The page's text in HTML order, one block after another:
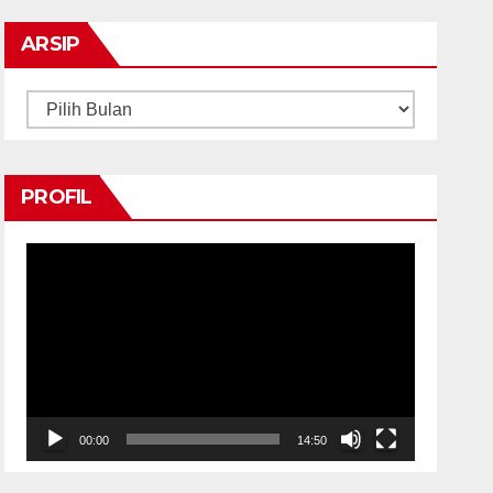
ARSIP
Arsip
PROFIL
00:00 14:50